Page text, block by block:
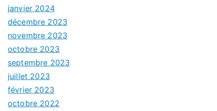
janvier 2024
décembre 2023
novembre 2023
octobre 2023
septembre 2023
juillet 2023
février 2023
octobre 2022